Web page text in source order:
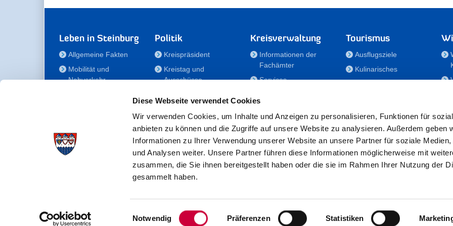
Diese Webseite verwendet Cookies
Wir verwenden Cookies, um Inhalte und Anzeigen zu personalisieren, Funktionen für
anbieten zu können und die Zugriffe auf unsere Website zu analysieren. Außerdem geben
Informationen zu Ihrer Verwendung unserer Website an unsere Partner für soziale Medien,
und Analysen weiter. Unsere Partner führen diese Informationen möglicherweise mit
zusammen, die Sie ihnen bereitgestellt haben oder die sie im Rahmen Ihrer Nutzung der
gesammelt haben.
Einwilligungsauswahl
Notwendig Präferenzen Statistiken
Leben in Steinburg
Allgemeine Fakten
Mobilität und
Nahverkehr
Gesundheit
Bildung
Politik
Kreispräsident
Kreistag und
Ausschüsse
für Menschen mit
Behinderung
Der
Kreisseniorenbeirat
Förderstiftung
Fördergesellschaft/Sportförderung
Kreisverwaltung
Informationen der
Fachämter
Services
Nachwuchskräfte
Notdienste
Formulare/Downloads
RSS-Feeds
Tourismus
Ausflugsziele
Kulinarisches
Veranstaltungen
Kreisverwaltung Steinburg · Viktoriastraße 16-18 · 25524 Itzehoe · Telefon: 04821/69-0 · Fax: 04821/699-356 · E-Mail: